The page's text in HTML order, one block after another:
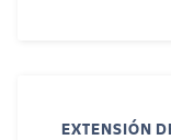
EXTENSIÓN